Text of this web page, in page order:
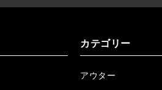
2026.05.08
カテゴリー
アウター